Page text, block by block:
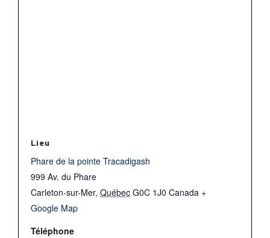
Lieu
Phare de la pointe Tracadigash
999 Av. du Phare
Carleton-sur-Mer, Québec G0C 1J0 Canada +
Google Map
Téléphone